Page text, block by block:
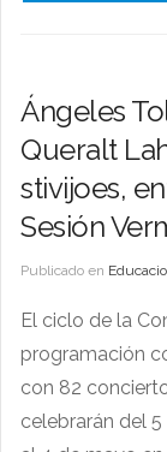
Ángeles
Queralt
stivijoes,
Sesión
Publicado en
El ciclo de la
programación
con 82
celebrarán del 5